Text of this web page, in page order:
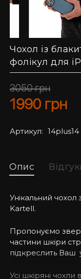
Чохол із
фолікул для
3050грн
1990 грн
Артикул: 14plus14
Опис
Унікальний чохол
Kartell.
Пропонуємо
частини шкіри
підкреслить Ваш
Усі шкіряні